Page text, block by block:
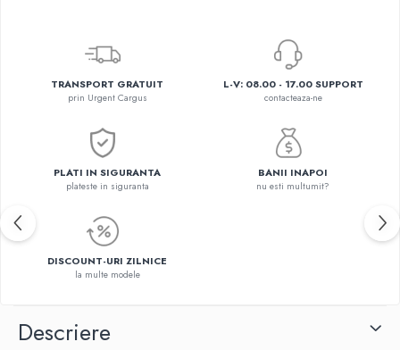
TRANSPORT GRATUIT
prin Urgent Cargus
L-V: 08.00 - 17.00 SUPPORT
contacteaza-ne
PLATI IN SIGURANTA
plateste in siguranta
BANII INAPOI
nu esti multumit?
DISCOUNT-URI ZILNICE
la multe modele
Descriere